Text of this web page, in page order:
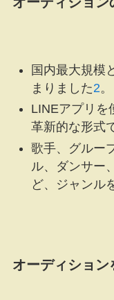
国内最大規模
まりました2。
LINEアプリを
革新的な形式
歌手、グルー
ル、ダンサー
ど、ジャンル
オーディション